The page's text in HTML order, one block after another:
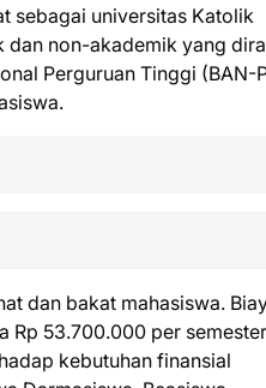
sebagai universitas Katolik
dan non-akademik yang
Perguruan Tinggi (BAN-
dan bakat mahasiswa.
Rp 53.700.000 per
kebutuhan finansial